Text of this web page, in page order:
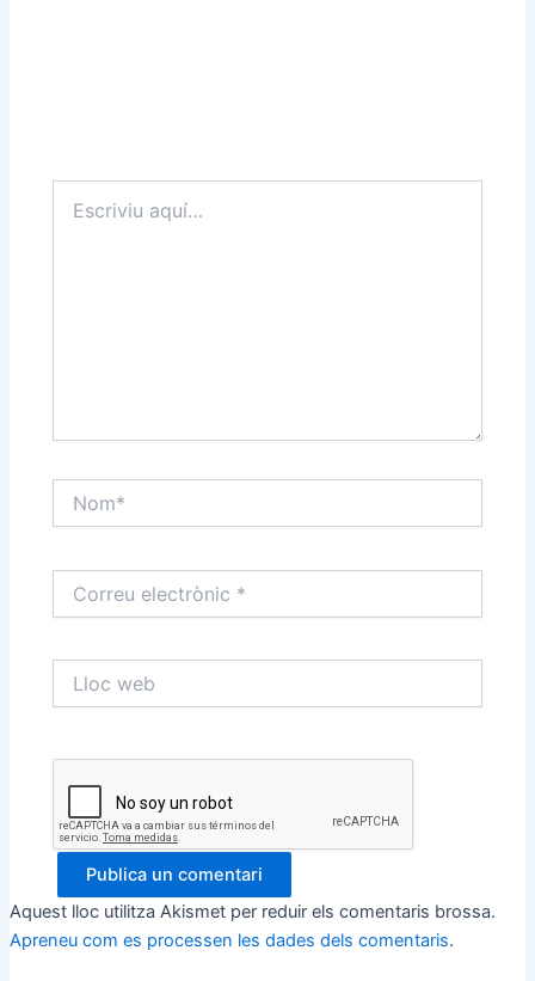
aquí…
electrònic
web
Aquest lloc utilitza Akismet per reduir els comentaris brossa.
Apreneu com es processen les dades dels comentaris.